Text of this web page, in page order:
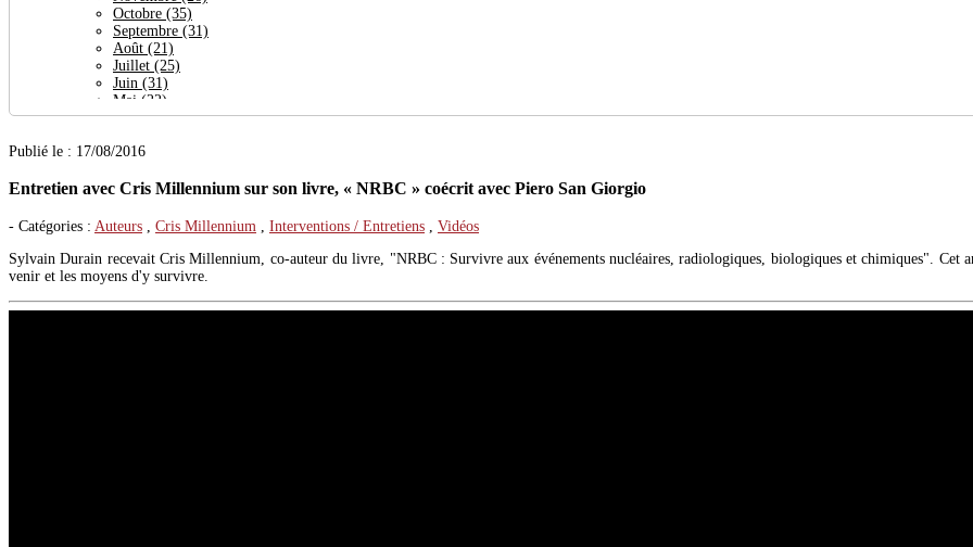
Octobre (35)
Septembre (31)
Août (21)
Juillet (25)
Juin (31)
Mai (22)
Avril(64)
Février
2023(377)
Novembre (38)
Septembre(19)
Août(27)
Juin(23)
Publié le : 17/08/2016
Entretien avec Cris Millennium sur son livre, « NRBC » coécrit avec Piero San Giorgio
- Catégories : Auteurs Cris Millennium Interventions / Entretiens
Vidéos
Sylvain Durain recevait Cris Millennium, co-auteur du livre, "NRBC : Survivre aux événements nucléaires, radiologiques, biologiques et chimiques". Cet
venir et les moyens d'y survivre.